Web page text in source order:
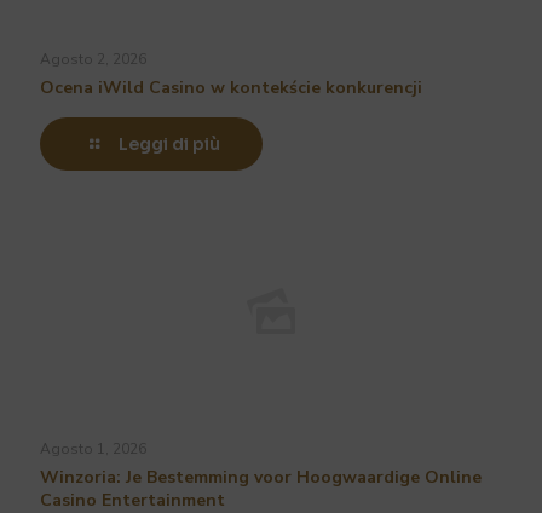
Agosto 2, 2026
Ocena iWild Casino w kontekście konkurencji
Leggi di più
Agosto 1, 2026
Winzoria: Je Bestemming voor Hoogwaardige Online
Casino Entertainment